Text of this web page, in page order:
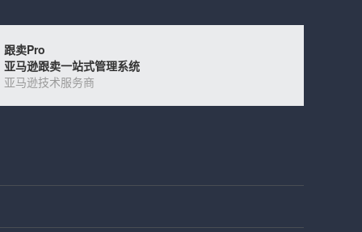
跟卖Pro
亚马逊跟卖一站式管理系统
亚马逊技术服务商